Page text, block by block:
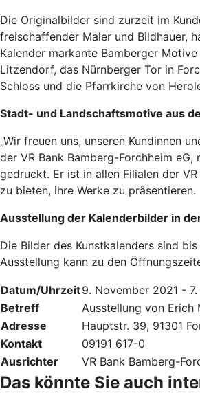
Die Originalbilder sind zurzeit im
freischaffender Maler und Bildhauer,
Kalender markante Bamberger
Litzendorf, das Nürnberger Tor in
Schloss und die Pfarrkirche von
Stadt- und Landschaftsmotive aus
„Wir freuen uns, unseren Kundinnen
der VR Bank Bamberg-Forchheim
gedruckt. Er ist in allen Filialen der
zu bieten, ihre Werke zu präsentieren.
Ausstellung der Kalenderbilder in
Die Bilder des Kunstkalenders sind
Ausstellung kann zu den
Datum/Uhrzeit9. November 2021 -
Betreff
Ausstellung von Erich
Adresse
Hauptstr. 39, 91301
Kontakt
09191 617-0
Ausrichter
VR Bank Bamberg-
Das könnte Sie auch